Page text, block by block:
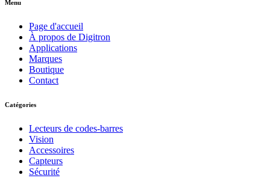
Menu
Page d'accueil
À propos de Digitron
Applications
Marques
Boutique
Contact
Catégories
Lecteurs de codes-barres
Vision
Accessoires
Capteurs
Sécurité